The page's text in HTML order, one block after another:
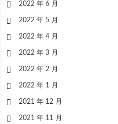
2022 年 6 月
2022 年 5 月
2022 年 4 月
2022 年 3 月
2022 年 2 月
2022 年 1 月
2021 年 12 月
2021 年 11 月